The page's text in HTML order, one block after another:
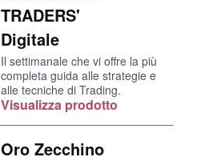
TRADERS'
Digitale
Il settimanale che vi offre la più
completa guida alle strategie e
alle tecniche di Trading.
Visualizza prodotto
Oro Zecchino